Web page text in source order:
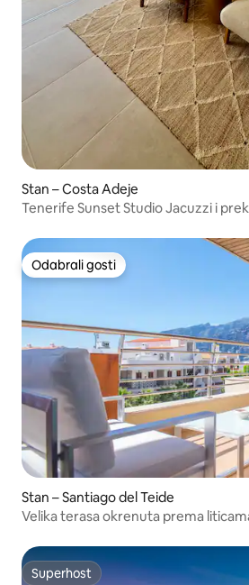
Stan – Costa Adeje
Tenerife Sunset Studio
Odabrali gosti
Odabrali gosti
Stan – Santiago del Teide
Velika terasa okrenuta prema
Superhost
Superhost